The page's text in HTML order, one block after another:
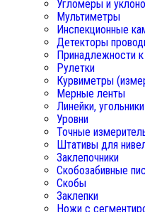
Угломеры и
Мультиметры
Инспекционные
Детекторы
Принадлежности
Рулетки
Курвиметры
Мерные ленты
Линейки, угольники
Уровни
Точные
Штативы для
Заклепочники
Скобозабивные
Скобы
Заклепки
Ножи с